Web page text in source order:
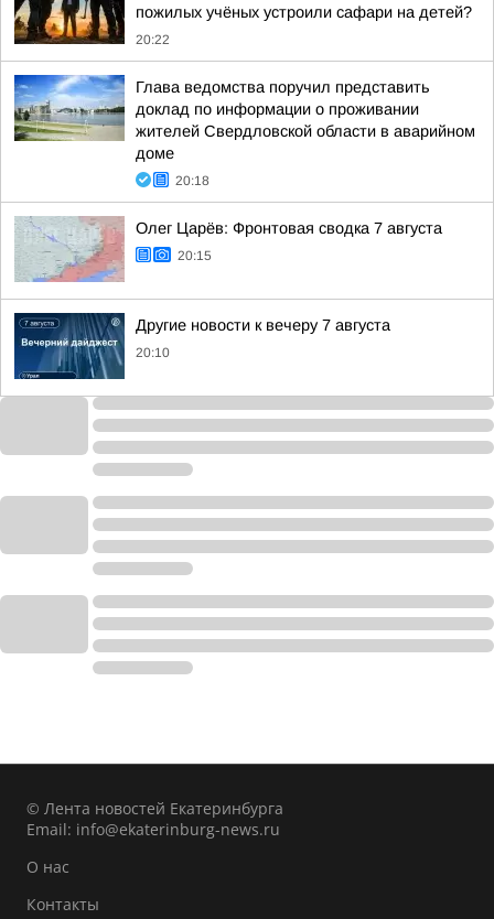
пожилых учёных устроили сафари на детей?
20:22
Глава ведомства поручил представить
доклад по информации о проживании
жителей Свердловской области в аварийном
доме
20:18
Олег Царёв: Фронтовая сводка 7 августа
20:15
Другие новости к вечеру 7 августа
20:10
© Лента новостей Екатеринбурга
Email: info@ekaterinburg-news.ru
О нас
Контакты